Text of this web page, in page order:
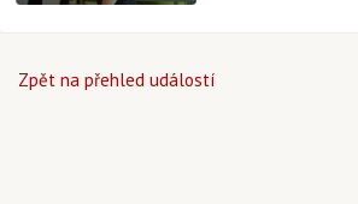
Zpět na přehled událostí